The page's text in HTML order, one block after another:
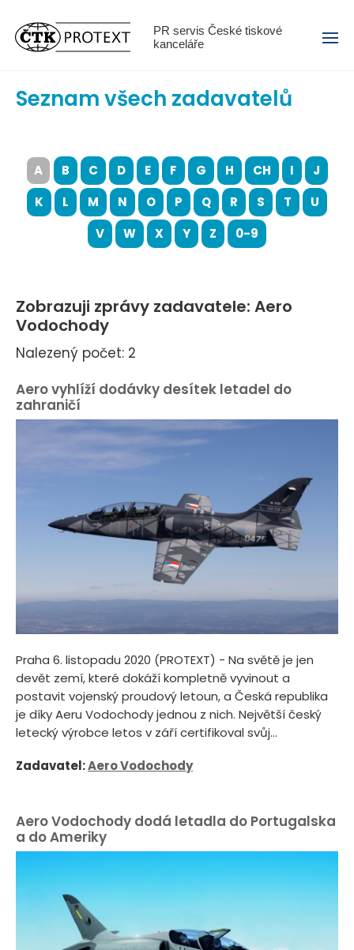
PR servis České tiskové
kanceláře
Menu
Seznam všech zadavatelů
A B C D E F G H CH I
J
K
L M N O P Q R S T
U
V
W X Y Z 0-9
Zobrazuji zprávy zadavatele: Aero
Vodochody
Nalezený počet: 2
Aero vyhlíží dodávky desítek letadel do
zahraničí
Praha 6. listopadu 2020 (PROTEXT) - Na světě je jen
devět zemí, které dokáží kompletně vyvinout a
postavit vojenský proudový letoun, a Česká republika
je díky Aeru Vodochody jednou z nich. Největší český
letecký výrobce letos v září certifikoval svůj...
Zadavatel:Aero Vodochody
Aero Vodochody dodá letadla do Portugalska
a do Ameriky